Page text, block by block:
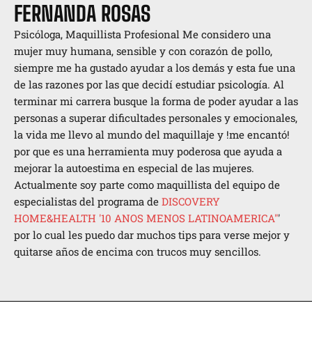
FERNANDA ROSAS
Psicóloga, Maquillista Profesional Me considero una
mujer muy humana, sensible y con corazón de pollo,
siempre me ha gustado ayudar a los demás y esta fue una
de las razones por las que decidí­ estudiar psicologí­a. Al
terminar mi carrera busque la forma de poder ayudar a las
personas a superar dificultades personales y emocionales,
la vida me llevo al mundo del maquillaje y !me encantó!
por que es una herramienta muy poderosa que ayuda a
mejorar la autoestima en especial de las mujeres.
Actualmente soy parte como maquillista del equipo de
especialistas del programa de DISCOVERY
HOME&HEALTH '10 ANOS MENOS LATINOAMERICA"'
por lo cual les puedo dar muchos tips para verse mejor y
quitarse años de encima con trucos muy sencillos.